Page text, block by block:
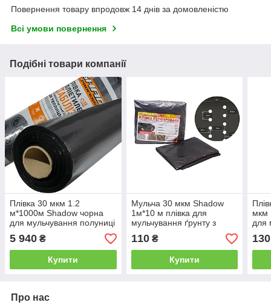
Повернення товару впродовж 14 днів за домовленістю
Всі умови повернення
Подібні товари компанії
Плівка 30 мкм 1.2
м*1000м Shadow чорна
для мульчування полуниці
5 940 ₴
Купити
Мульча 30 мкм Shadow
1м*10 м плівка для
мульчування ґрунту з
перфорацією(2 отвори)
пакетована
110₴
Купити
мкм
для
130
Про нас